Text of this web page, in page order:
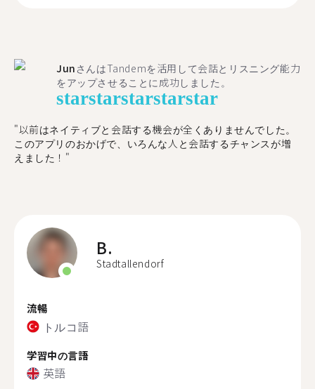
Jun さんはTandemを活用して会話とリスニング能力
をアップさせることに成功しました。
starstarstarstarstar
"以前はネイティブと会話する機会が全くありませんでした。
このアプリのおかげで、いろんな人と会話するチャンスが増
えました！"
B.
Stadtallendorf
流暢
トルコ語
学習中の言語
英語